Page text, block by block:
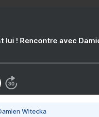
lui ! Rencontre avec
Witecka